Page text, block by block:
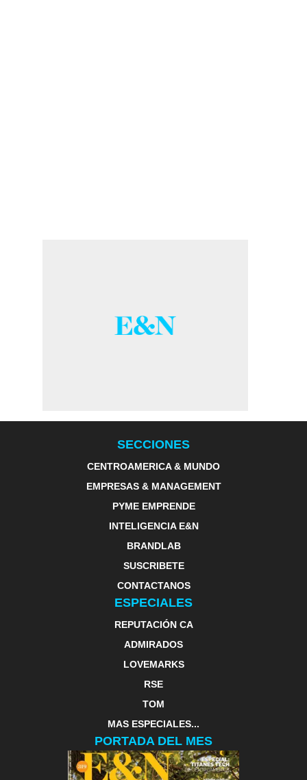
SECCIONES
CENTROAMERICA & MUNDO
EMPRESAS & MANAGEMENT
PYME EMPRENDE
INTELIGENCIA E&N
BRANDLAB
SUSCRIBETE
CONTACTANOS
ESPECIALES
REPUTACIÓN CA
ADMIRADOS
LOVEMARKS
RSE
TOM
MAS ESPECIALES...
PORTADA DEL MES